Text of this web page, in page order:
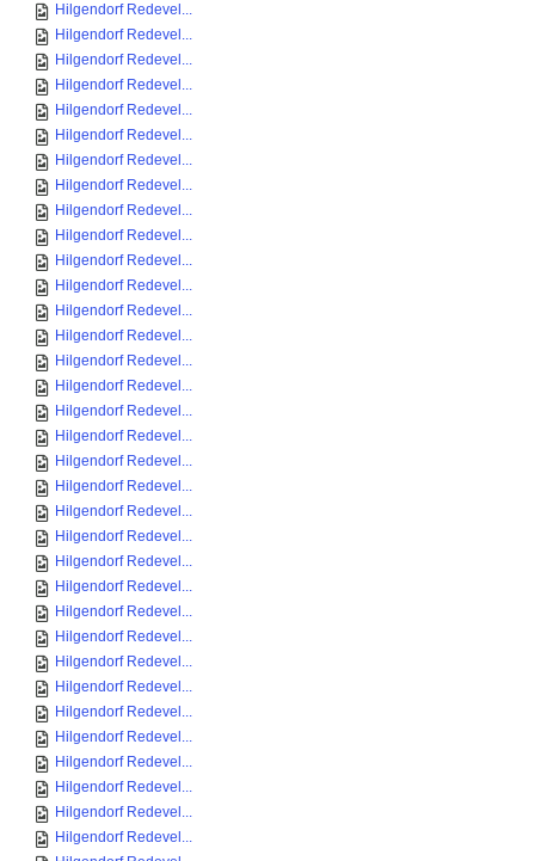
Hilgendorf Redevel...
Hilgendorf Redevel...
Hilgendorf Redevel...
Hilgendorf Redevel...
Hilgendorf Redevel...
Hilgendorf Redevel...
Hilgendorf Redevel...
Hilgendorf Redevel...
Hilgendorf Redevel...
Hilgendorf Redevel...
Hilgendorf Redevel...
Hilgendorf Redevel...
Hilgendorf Redevel...
Hilgendorf Redevel...
Hilgendorf Redevel...
Hilgendorf Redevel...
Hilgendorf Redevel...
Hilgendorf Redevel...
Hilgendorf Redevel...
Hilgendorf Redevel...
Hilgendorf Redevel...
Hilgendorf Redevel...
Hilgendorf Redevel...
Hilgendorf Redevel...
Hilgendorf Redevel...
Hilgendorf Redevel...
Hilgendorf Redevel...
Hilgendorf Redevel...
Hilgendorf Redevel...
Hilgendorf Redevel...
Hilgendorf Redevel...
Hilgendorf Redevel...
Hilgendorf Redevel...
Hilgendorf Redevel...